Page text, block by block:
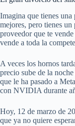
Imagina que tienes
mejores, pero tienes
proveedor que te
vende a toda la
A veces los hornos
precio sube de la
que le ha pasado a
con NVIDIA durante
Hoy, 12 de marzo de
que ya no quiere